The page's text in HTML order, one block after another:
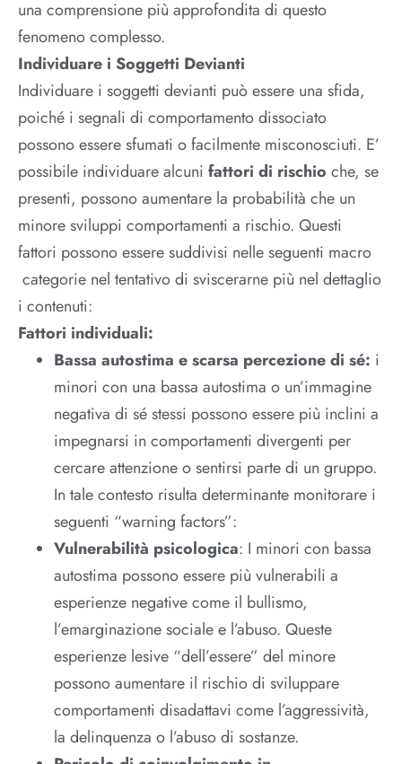
una comprensione più approfondita di questo
fenomeno complesso.
Individuare i Soggetti Devianti
Individuare i soggetti devianti può essere una sfida,
poiché i segnali di comportamento dissociato
possono essere sfumati o facilmente misconosciuti. E’
possibile individuare alcuni fattori di rischio che, se
presenti, possono aumentare la probabilità che un
minore sviluppi comportamenti a rischio. Questi
fattori possono essere suddivisi nelle seguenti macro
categorie nel tentativo di sviscerarne più nel dettaglio
i contenuti:
Fattori individuali:
Bassa autostima e scarsa percezione di sé: i
minori con una bassa autostima o un’immagine
negativa di sé stessi possono essere più inclini a
impegnarsi in comportamenti divergenti per
cercare attenzione o sentirsi parte di un gruppo.
In tale contesto risulta determinante monitorare i
seguenti “warning factors”:
Vulnerabilità psicologica: I minori con bassa
autostima possono essere più vulnerabili a
esperienze negative come il bullismo,
l’emarginazione sociale e l’abuso. Queste
esperienze lesive “dell’essere” del minore
possono aumentare il rischio di sviluppare
comportamenti disadattavi come l’aggressività,
la delinquenza o l’abuso di sostanze.